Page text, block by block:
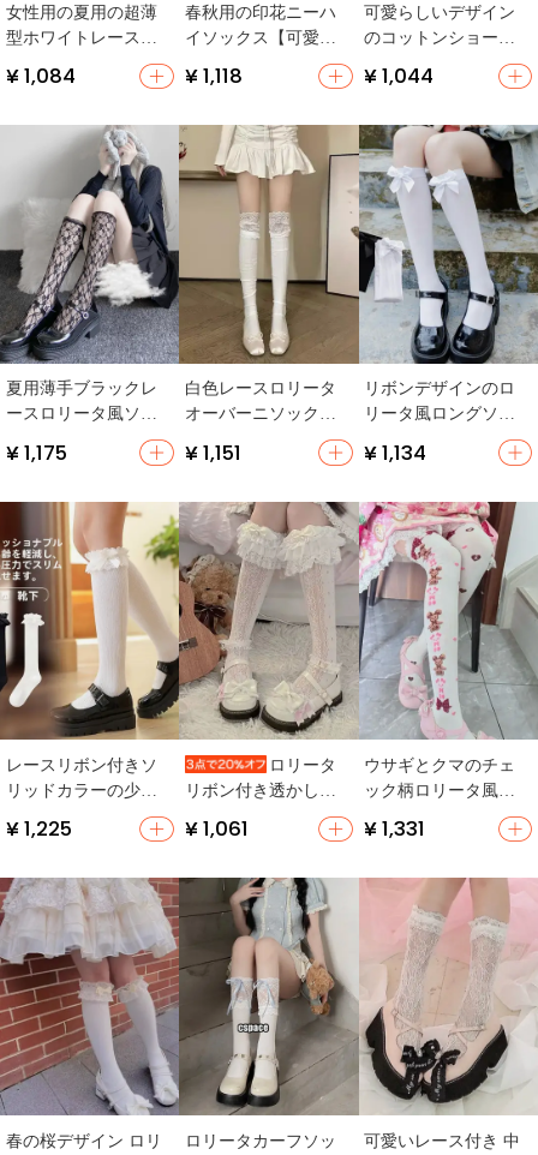
女性用の夏用の超薄
型ホワイトレースソ
¥ 1,084
春秋用の印花ニーハ
イソックス【可愛い
アニメデザイン・白
色・白鹅绒素材】
¥ 1,118
可愛らしいデザイン
のコットンショート
ソックス【夏秋用・
ベーシック】【セッ
¥ 1,044
夏用薄手ブラックレ
ースロリータ風ソッ
クス【花柄・中筒・
レディース】
¥ 1,175
白色レースロリータ
オーバーニソックス
【バレエ風・中筒・
ブーツとのコーディ
¥ 1,151
リボンデザインのロ
リータ風ロングソッ
クス【可愛い・膝上
丈】
¥ 1,134
レースリボン付きソ
リッドカラーの少女
用ロリータスタイル
中筒ソックス【コッ
¥ 1,225
ロリータ
リボン付き透かし柄
【甘いデザイン・日
¥ 1,061
ウサギとクマのチェ
ック柄ロリータ風膝
上ソックス【コット
ン製・スウィートス
¥ 1,331
春の桜デザイン ロリ
ロリータカーフソッ
可愛いレース付き 中